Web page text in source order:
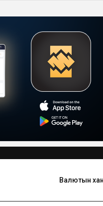
Валютын